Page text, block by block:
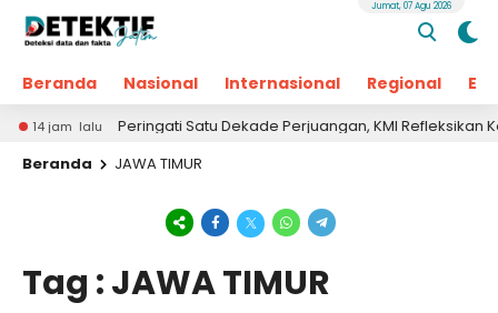
Beranda Nasional Internasional Regional
Jumat, 07 Agu 2026
lalu
Peringati Satu Dekade Perjuangan, KMI Refleksikan
Beranda
JAWA TIMUR
Tag : JAWA TIMUR